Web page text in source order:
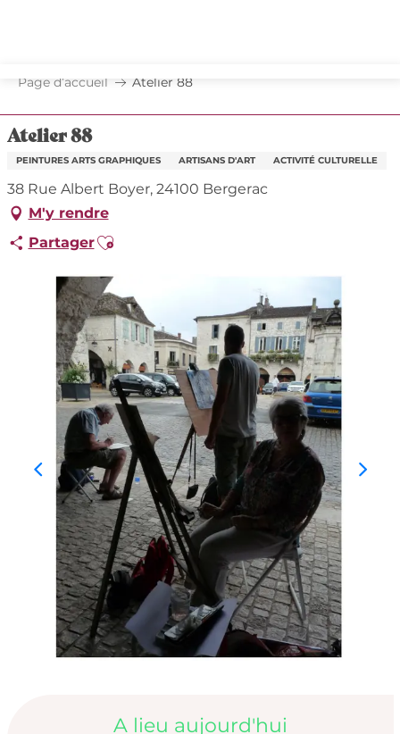
principal
Page d’accueil Atelier 88
Atelier 88
PEINTURES ARTS GRAPHIQUES ARTISANS D'ART ACTIVITÉ CULTURELLE
38 Rue Albert Boyer, 24100 Bergerac
M'y rendre
PartagerAjouter aux favoris
Ouverture et
A lieu aujourd'hui